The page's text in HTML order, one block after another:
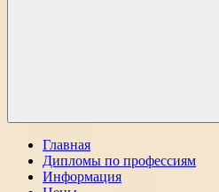
Главная
Дипломы по профессиям
Информация